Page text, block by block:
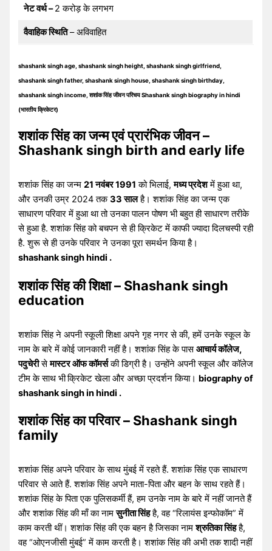
नेट वर्थ –2 करोड़ के लगभग
वैवाहिक स्थिति– अविवाहित
shashank singh age, shashank singh height, shashank singh girlfriend,
shashank singh father, shashank singh house, shashank singh birthday,
shashank singh income, शशांक सिंह जीवन परिचय Shashank singh biography in hindi
(भारतीय क्रिकेटर)
शशांक सिंह का जन्म एवं प्रारंभिक जीवन –
Shashank singh birth and early life
शशांक सिंह का जन्म21 नवंबर 1991 को भिलाई,मध्य प्रदेशमें हुआ था,
और उनकी उम्र 2024 तक33 सालहै। शशांक सिंह का जन्म एक
साधारण परिवार में हुआ था तो उनका पालन पोषण भी बहुत ही साधारण तरीके
से हुआ है. शशांक सिंह को बचपन से ही क्रिकेट में काफी ज्यादा दिलचस्पी रही
है. शुरू से ही उनके परिवार ने उनका पूरा समर्थन किया है।
shashank singh hindi .
शशांक सिंह की शिक्षा – Shashank singh
education
शशांक सिंह ने अपनी स्कूली शिक्षा अपने गृह नगर से की, हमें उनके स्कूल के
नाम के बारे में कोई जानकारी नहीं है। शशांक सिंह के पासआचार्य कॉलेज,
पदुचेरीसेमास्टर ऑफ कॉमर्सकी डिग्री है। उन्होंने अपनी स्कूल और कॉलेज
टीम के साथ भीक्रिकेट खेला और अच्छा प्रदर्शन किया। biography of
shashank singh in hindi .
शशांक सिंह का परिवार – Shashank singh
family
शशांक सिंह अपने परिवार के साथ मुंबई में रहते हैं. शशांक सिंह एक साधारण
परिवार से आते हैं. शशांक सिंह अपने माता-पिता और बहन के साथ रहते हैं।
शशांक सिंह के पिता एक पुलिसकर्मी हैं, हम उनके नाम के बारे में नहीं जानते हैं
और शशांक सिंह की माँ का नामसुनीता सिंहहै, वह “रिलायंस इन्फोकॉम” में
काम करती थीं। शशांक सिंह की एक बहन है जिसका नामश्रुतिका सिंहहै,
वह “ओएनजीसी मुंबई” में काम करती है। शशांक सिंह की अभी तक शादी नहीं